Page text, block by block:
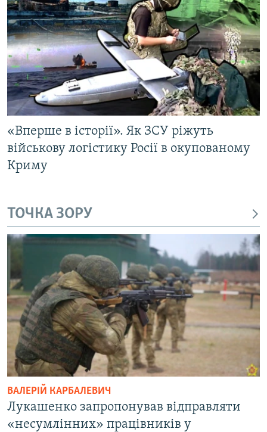
«Вперше в історії». Як ЗСУ ріжуть
військову логістику Росії в окупованому
Криму
ТОЧКА ЗОРУ
ВАЛЕРІЙ КАРБАЛЕВИЧ
Лукашенко запропонував відправляти
«несумлінних» працівників у